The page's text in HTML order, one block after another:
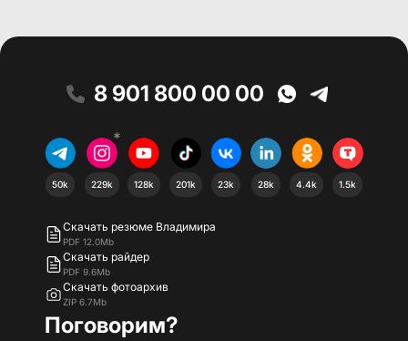
8 901 800 00 00
50k
*
229k 128k 201k 23k 28k 4.4k 1.5k
Скачать резюме Владимира
PDF 12.0Mb
Скачать райдер
PDF 9.6Mb
Скачать фотоархив
ZIP 6.7Mb
Поговорим?